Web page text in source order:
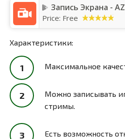
Запись Экрана -
Price: Free
Характеристики:
Максимальное
Можно записывать
стримы.
Есть возможность